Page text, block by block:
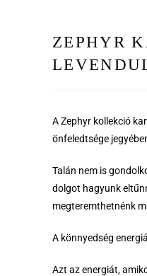
ZEPHYR
A Zephyr kollekció
önfeledtsége
Talán nem is
dolgot hagyunk
megteremthetnénk
A könnyedség
Azt az energiát,